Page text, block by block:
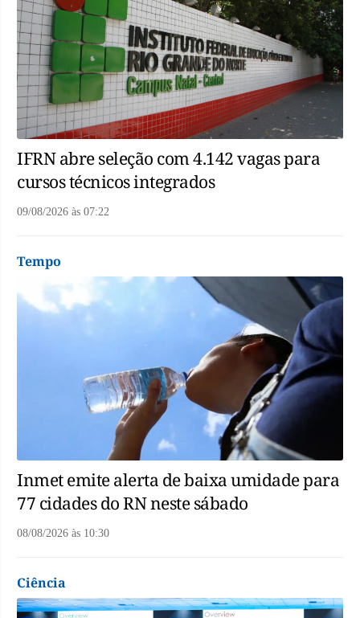
IFRN abre seleção com 4.142 vagas para
cursos técnicos integrados
09/08/2026 às 07:22
Tempo
Inmet emite alerta de baixa umidade para
77 cidades do RN neste sábado
08/08/2026 às 10:30
Ciência